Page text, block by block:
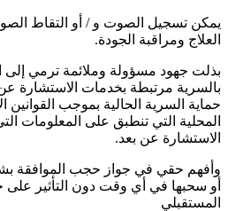
يمكن تسجيل الصوت و / أو التقاط
العلاج ومراقبة الجودة.
بذلت جهود مسؤولة وملائمة ترمي
بالسرية مرتبطة بخدمات الاستشارة
حماية السرية الحالية بموجب القوانين
المحلية التي تنطبق على المعلومات
الاستشارة عن بعد.
وأفهم حقي في جواز حجب الموافقة
أو سحبها في أي وقت دون التأثير على
المستقبلي